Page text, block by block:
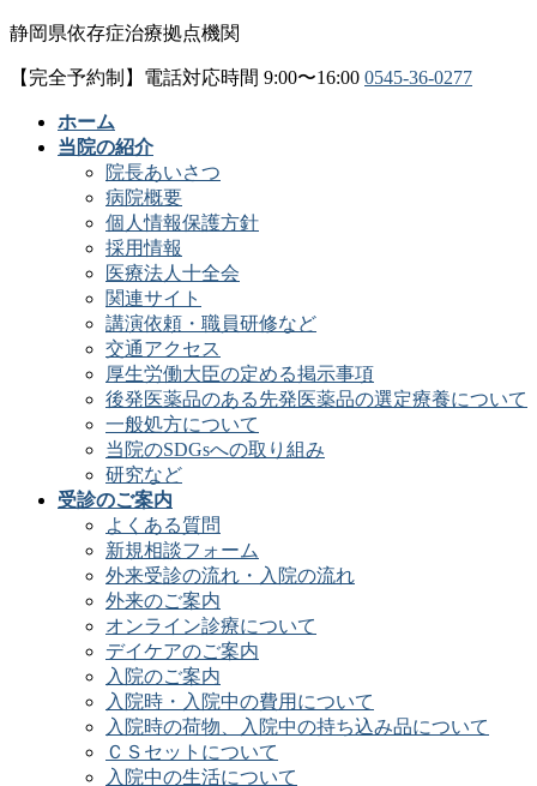
静岡県依存症治療拠点機関
【完全予約制】電話対応時間 9:00〜16:00 0545-36-0277
ホーム
当院の紹介
院長あいさつ
病院概要
個人情報保護方針
採用情報
医療法人十全会
関連サイト
講演依頼・職員研修など
交通アクセス
厚生労働大臣の定める掲示事項
後発医薬品のある先発医薬品の選定療養について
一般処方について
当院のSDGsへの取り組み
研究など
受診のご案内
よくある質問
新規相談フォーム
外来受診の流れ・入院の流れ
外来のご案内
オンライン診療について
デイケアのご案内
入院のご案内
入院時・入院中の費用について
入院時の荷物、入院中の持ち込み品について
ＣＳセットについて
入院中の生活について